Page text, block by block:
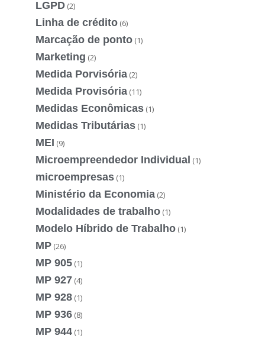
LGPD (2)
Linha de crédito (6)
Marcação de ponto (1)
Marketing (2)
Medida Porvisória (2)
Medida Provisória (11)
Medidas Econômicas (1)
Medidas Tributárias (1)
MEI (9)
Microempreendedor Individual (1)
microempresas (1)
Ministério da Economia (2)
Modalidades de trabalho (1)
Modelo Híbrido de Trabalho (1)
MP (26)
MP 905 (1)
MP 927 (4)
MP 928 (1)
MP 936 (8)
MP 944 (1)